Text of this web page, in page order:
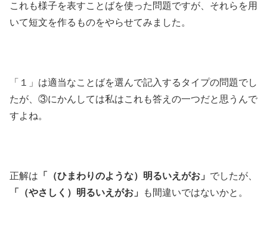
これも様子を表すことばを使った問題ですが、それらを用
いて短文を作るものをやらせてみました。
「１」は適当なことばを選んで記入するタイプの問題でし
たが、③にかんしては私はこれも答えの一つだと思うんで
すよね。
正解は 「（ひまわりのような）明るいえがお」 でしたが、
「（やさしく）明るいえがお」
も間違いではないかと。